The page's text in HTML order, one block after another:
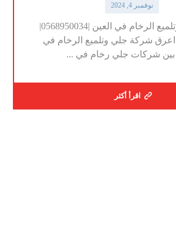
نوفمبر 4, 2024
شركة جلي وتلميع الرخام في العين |0568950034|
اعرق شركة جلي وتلميع الرخام في
بين شركات جلي رخام في ...
اقرأ أكثر